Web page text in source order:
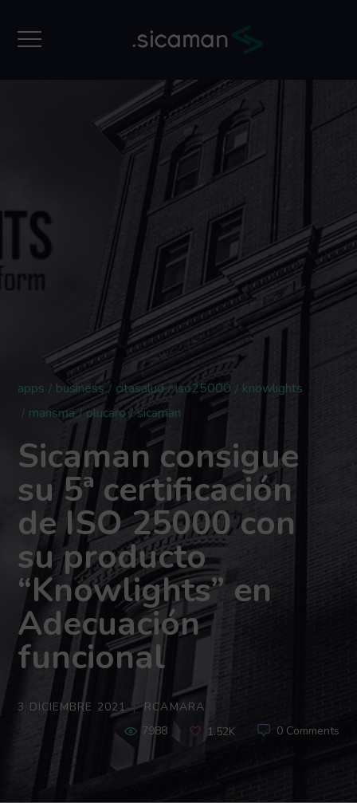
apps business citasalud iso25000
knowlights
marisma
olucaro sicaman
Sicaman consigue
su 5ª certificación
de ISO 25000 con
su producto
“Knowlights” en
Adecuación
funcional
3 DICIEMBRE 2021
RCAMARA
0 Comments
7988 1.52K